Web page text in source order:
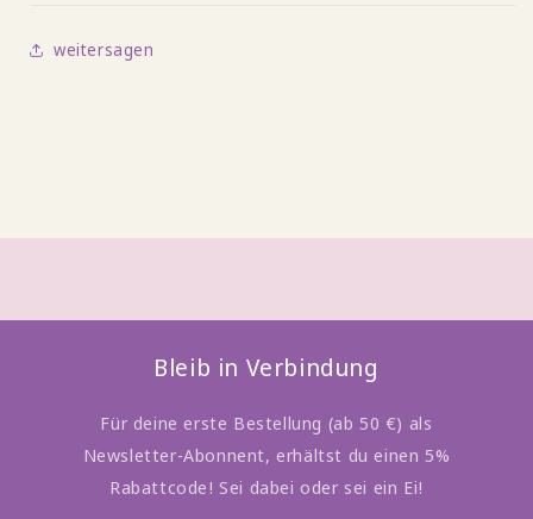
weitersagen
Bleib in Verbindung
Für deine erste Bestellung (ab 50 €) als
Newsletter-Abonnent, erhältst du einen 5%
Rabattcode! Sei dabei oder sei ein Ei!